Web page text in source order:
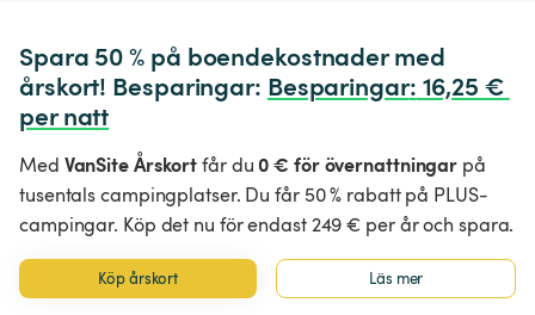
Spara 50 % på boendekostnader med
årskort! Besparingar: Besparingar: 16,25 €
per natt
Med VanSite Årskortfår du0 € för övernattningar på
tusentals campingplatser. Du får 50 % rabatt på PLUS-
campingar. Köp det nu för endast 249 € per år och spara.
Köp årskort Läs mer